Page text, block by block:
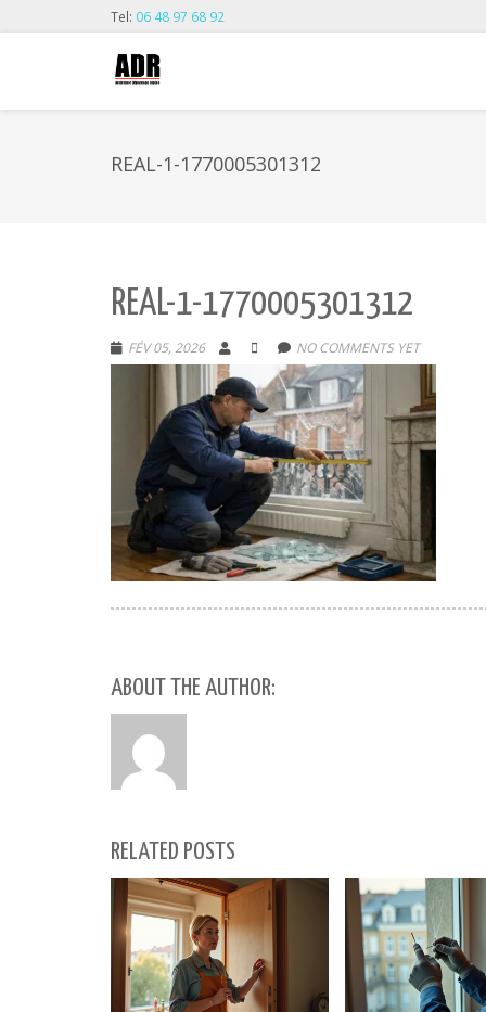
Tel: 06 48 97 68 92
REAL-1-1770005301312
REAL-1-1770005301312
FÉV 05, 2026 NO COMMENTS YET
ABOUT THE AUTHOR:
RELATED POSTS